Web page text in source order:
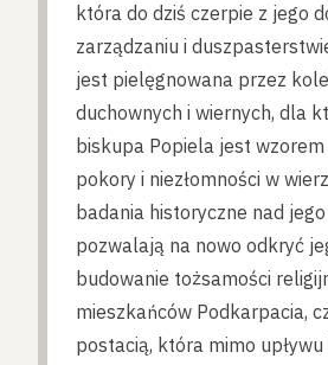
która do dziś czerpie z jego
zarządzaniu i
jest pielęgnowana przez
duchownych i wiernych, dla
biskupa Popiela jest wzorem
pokory i niezłomności w
badania historyczne nad
pozwalają na nowo odkryć
budowanie tożsamości
mieszkańców Podkarpacia,
postacią, która mimo